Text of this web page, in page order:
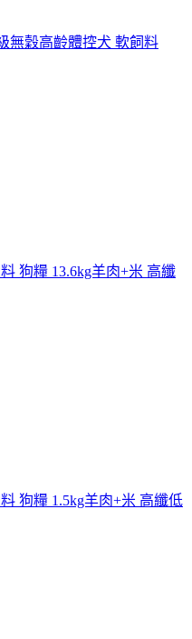
無穀高齡體控犬 軟飼料
狗糧 13.6kg羊肉+米 高纖
狗糧 1.5kg羊肉+米 高纖低